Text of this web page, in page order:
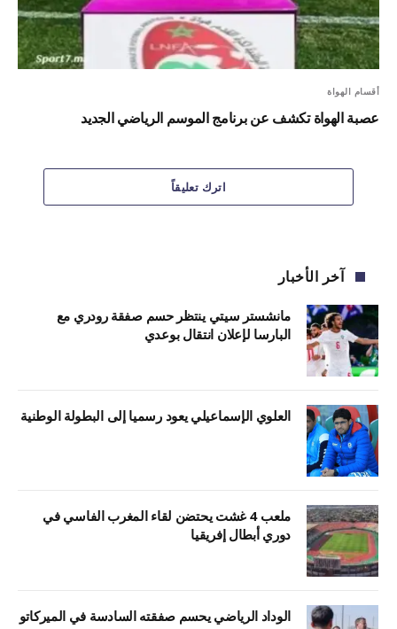
أقسام الهواة
عصبة الهواة تكشف عن برنامج الموسم الرياضي الجديد
اترك تعليقاً
آخر الأخبار
مانشستر سيتي ينتظر حسم صفقة رودري مع
البارسا لإعلان انتقال بوعدي
العلوي الإسماعيلي يعود رسميا إلى البطولة الوطنية
ملعب 4 غشت يحتضن لقاء المغرب الفاسي في
دوري أبطال إفريقيا
الوداد الرياضي يحسم صفقته السادسة في الميركاتو